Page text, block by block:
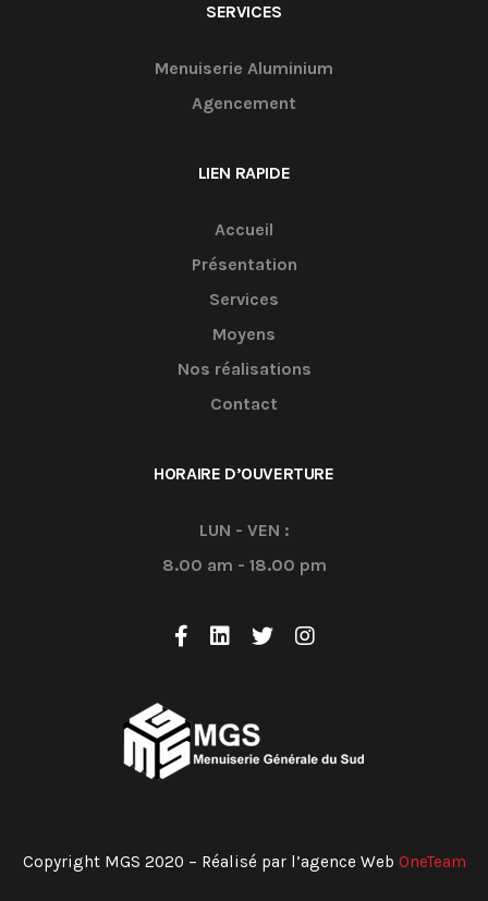
SERVICES
Menuiserie Aluminium
Agencement
LIEN RAPIDE
Accueil
Présentation
Services
Moyens
Nos réalisations
Contact
HORAIRE D’OUVERTURE
LUN - VEN :
8.00 am - 18.00 pm
Copyright MGS 2020 – Réalisé par l’agence Web OneTeam